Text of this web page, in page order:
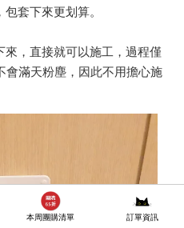
套下來更划算。
，直接就可以施工，過程僅
會滿天粉塵，因此不用擔心施
本周團購清單 訂單資訊